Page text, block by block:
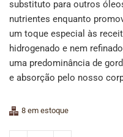
substituto para outros
nutrientes enquanto
um toque especial às
hidrogenado e nem
uma predominância de
e absorção pelo nosso
8 em estoque